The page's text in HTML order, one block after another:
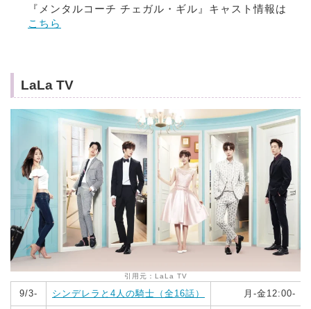
『メンタルコーチ チェガル・ギル』キャスト情報は
こちら
LaLa TV
引用元：LaLa TV
9/3- シンデレラと4人の騎士（全16話） 月‐金12:00-